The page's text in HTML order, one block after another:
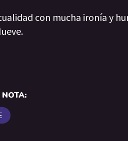
con mucha ironía y